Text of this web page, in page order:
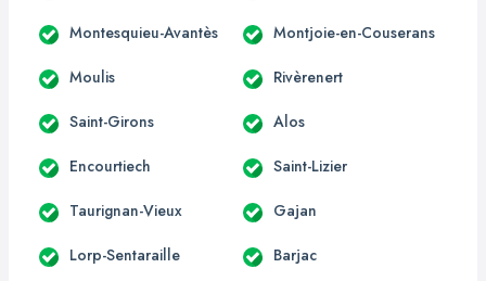
Montesquieu-Avantès Montjoie-en-Couserans
Moulis Rivèrenert
Saint-Girons Alos
Encourtiech Saint-Lizier
Taurignan-Vieux Gajan
Lorp-Sentaraille Barjac